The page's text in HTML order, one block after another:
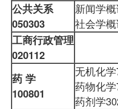
公共关系
050303
新闻学
社会学
工商行政管理
020112
药 学
100801
无机化
药物化
药剂学